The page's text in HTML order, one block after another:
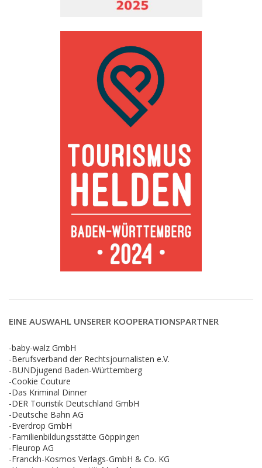
EINE AUSWAHL UNSERER KOOPERATIONSPARTNER
-baby-walz GmbH
-Berufsverband der Rechtsjournalisten e.V.
-BUNDjugend Baden-Württemberg
-Cookie Couture
-Das Kriminal Dinner
-DER Touristik Deutschland GmbH
-Deutsche Bahn AG
-Everdrop GmbH
-Familienbildungsstätte Göppingen
-Fleurop AG
-Franckh-Kosmos Verlags-GmbH & Co. KG